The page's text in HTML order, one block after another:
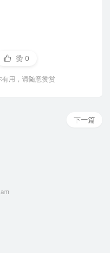
赞 0
用，请随意赞赏
下一篇